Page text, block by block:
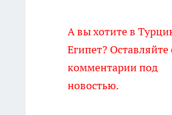
А вы хотите в
Египет? Оставляйте
комментарии под
новостью.